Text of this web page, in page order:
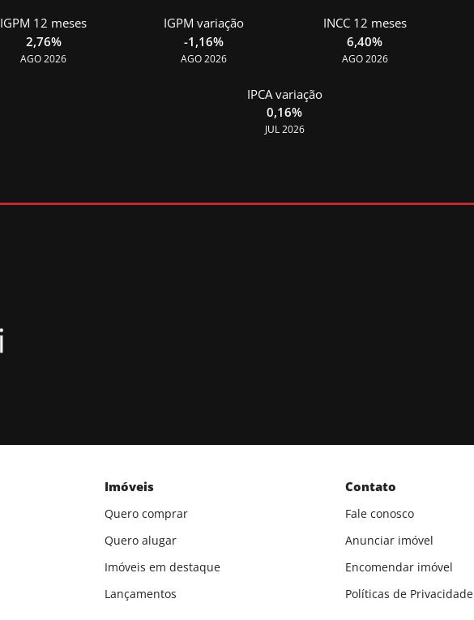
IGPM 12 meses
2,76%
AGO 2026
IGPM variação
-1,16%
AGO 2026
INCC 12 meses
6,40%
AGO 2026
IPCA variação
0,16%
JUL 2026
Imóveis
Quero comprar
Quero alugar
Imóveis em destaque
Lançamentos
Contato
Fale conosco
Anunciar imóvel
Encomendar imóvel
Políticas de Privacidade